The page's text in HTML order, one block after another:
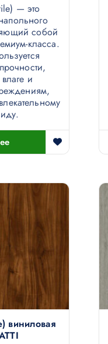
— это
собой
класса.
и
виниловая